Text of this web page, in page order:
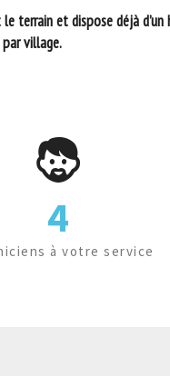
terrain et dispose déjà d’un
village.
4
à votre service